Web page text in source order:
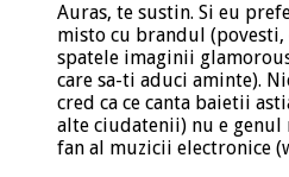
Auras, te sustin. Si eu
misto cu brandul (povesti,
spatele imaginii
care sa-ti aduci aminte).
cred ca ce canta baietii
alte ciudatenii) nu e genul
fan al muzicii electronice